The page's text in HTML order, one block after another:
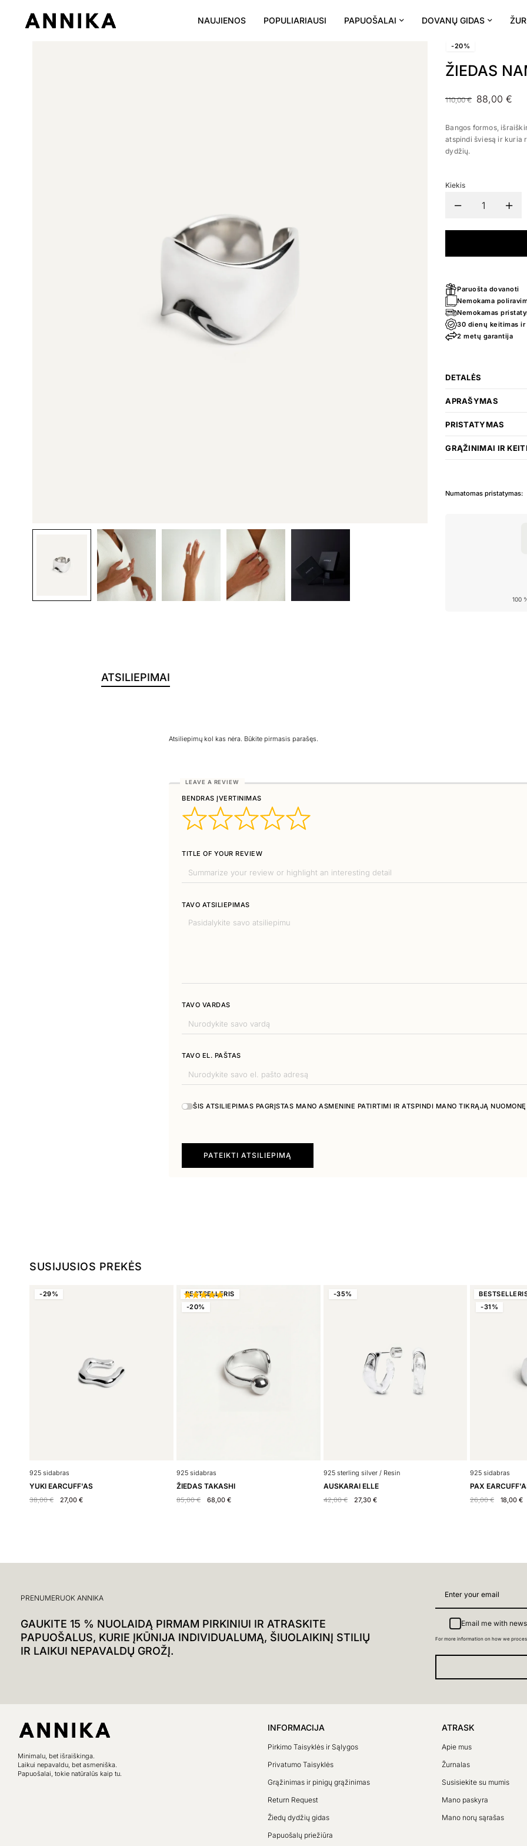
NAUJIENOS POPULIARIAUSI PAPUOŠALAI DOVANŲ GIDAS
-20%
ŽIEDAS
110,00€ 88,00€
Bangos formos,
atspindi šviesą ir kuria
dydžių.
Kiekis
Paruošta dovanoti
Nemokama
Nemokamas
30 dienų keitimas ir
2 metų garantija
DETALĖS
APRAŠYMAS
PRISTATYMAS
GRĄŽINIMAI IR
Numatomas pristatymas:
100
ATSILIEPIMAI
Atsiliepimų kol kas nėra. Būkite pirmasis parašęs.
BENDRAS ĮVERTINIMAS
TITLE OF YOUR REVIEW
TAVO ATSILIEPIMAS
TAVO VARDAS
TAVO EL. PAŠTAS
ŠIS ATSILIEPIMAS PAGRĮSTAS MANO ASMENINE PATIRTIMI IR ATSPINDI MANO TIKRĄJĄ
PATEIKTI ATSILIEPIMĄ
SUSIJUSIOS PREKĖS
-29%
925 sidabras
YUKI EARCUFF'AS
38,00€ 27,00 €
BESTSELLERIS
-20%
925 sidabras
ŽIEDAS TAKASHI
85,00€ 68,00 €
-35%
925 sterling silver / Resin
AUSKARAI ELLE
42,00€ 27,30 €
-31%
925 sidabras
PAX
26,00€ 18,00€
PRENUMERUOK ANNIKA
GAUKITE 15 % NUOLAIDĄ PIRMAM PIRKINIUI IR ATRASKITE
PAPUOŠALUS, KURIE ĮKŪNIJA INDIVIDUALUMĄ, ŠIUOLAIKINĮ STILIŲ
IR LAIKUI NEPAVALDŲ GROŽĮ.
Email me with
For more information on how we
Minimalu, bet išraiškinga.
Laikui nepavaldu, bet asmeniška.
Papuošalai, tokie natūralūs kaip tu.
INFORMACIJA
Pirkimo Taisyklės ir Sąlygos
Privatumo Taisyklės
Grąžinimas ir pinigų grąžinimas
Return Request
Žiedų dydžių gidas
Papuošalų priežiūra
ATRASK
Apie mus
Žurnalas
Susisiekite su mumis
Mano paskyra
Mano norų sąrašas